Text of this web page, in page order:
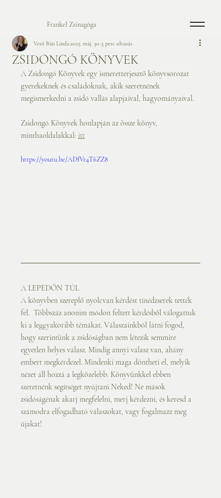
Frankel Zsinagóga
ZSIDONGÓ KÖNYVEK
Verő Bán Linda2025. máj. 30.3 perc olvasás
A Zsidongó Könyvek egy ismeretterjesztő könyvsorozat
gyerekeknek és családoknak, akik szeretnének
megismerkedni a zsidó vallás alapjaival, hagyományaival.
Zsidongó Könyvek honlapján az össze könyv,
minthaoldalakkal: itt
https://youtu.be/ADfVr4T6ZZ8
A LEPEDŐN TÚL
A könyvben szereplő nyolcvan kérdést tinédzserek tették
fel.  Többszáz anonim módon feltett kérdésből válogattuk
ki a leggyakoribb témákat. Válaszainkból látni fogod,
hogy szerintünk a zsidóságban nem létezik semmire
egyetlen helyes válasz. Mindig annyi válasz van, ahány
embert megkérdezel. Mindenki maga döntheti el, melyik
nézet áll hozzá a legközelebb. Könyvünkkel ebben
szeretnénk segítséget nyújtani Neked! Ne mások
zsidóságénak akarj megfelelni, merj kérdezni, és keresd a
számodra elfogadható válaszokat, vagy fogalmazz meg
újakat!